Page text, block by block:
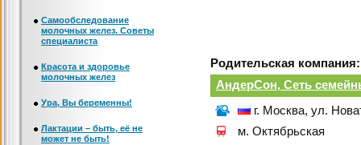
Родительская компания:
АндерСон, Сеть
г. Москва, ул.
м. Октябрьская
Самообследование
молочных желез. Советы
специалиста
Красота и здоровье
молочных желез
Ура, Вы беременны!
Лактации – быть, её не
может не быть!